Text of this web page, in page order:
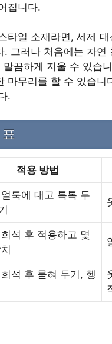
집니다.
타일 소재라면, 세제
. 그러나 처음에는 자
끔하게 지울 수 있습
마무리를 할 수 있습
.
적용 방법
룩에 대고 톡톡 두
석 후 적용하고 몇
석 후 묻혀 두기, 헹